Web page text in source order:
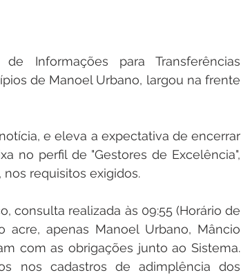
Informações para Transferências
de Manoel Urbano, largou na frente
e eleva a expectativa de encerrar
no perfil de "Gestores de Excelência",
requisitos exigidos.
consulta realizada às 09:55 (Horário de
apenas Manoel Urbano, Mâncio
com as obrigações junto ao Sistema.
nos cadastros de adimplência dos